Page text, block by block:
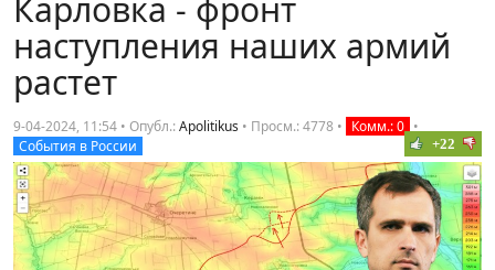
Карловка - фронт
наступления наших армий
растет
9-04-2024, 11:54 • Опубл.:Apolitikus • Просм.: 4778 • Комм.: 0 •
События в России
+22